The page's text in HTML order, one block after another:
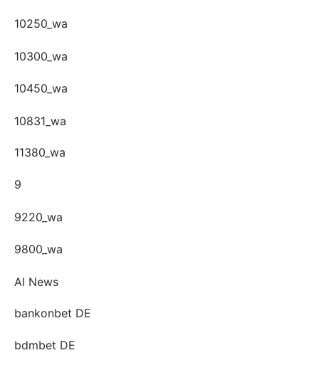
10250_wa
10300_wa
10450_wa
10831_wa
11380_wa
9
9220_wa
9800_wa
AI News
bankonbet DE
bdmbet DE